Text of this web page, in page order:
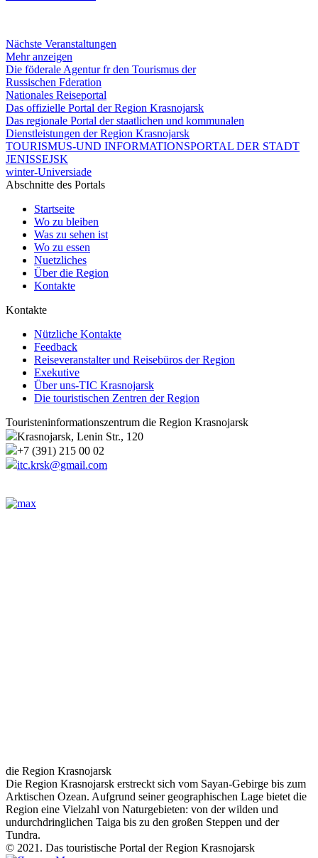
Nächste Veranstaltungen
Mehr anzeigen
Die föderale Agentur fr den Tourismus der
Russischen Fderation
Nationales Reiseportal
Das offizielle Portal der Region Krasnojarsk
Das regionale Portal der staatlichen und kommunalen
Dienstleistungen der Region Krasnojarsk
TOURISMUS-UND INFORMATIONSPORTAL DER STADT
JENISSEJSK
winter-Universiade
Abschnitte des Portals
Startseite
Wo zu bleiben
Was zu sehen ist
Wo zu essen
Nuetzliches
Über die Region
Kontakte
Kontakte
Nützliche Kontakte
Feedback
Reiseveranstalter und Reisebüros der Region
Exekutive
Über uns-TIC Krasnojarsk
Die touristischen Zentren der Region
Touristeninformationszentrum die Region Krasnojarsk
Krasnojarsk, Lenin Str., 120
+7 (391) 215 00 02
itc.krsk@gmail.com
die Region Krasnojarsk
Die Region Krasnojarsk erstreckt sich vom Sayan-Gebirge bis zum
Arktischen Ozean. Aufgrund seiner geographischen Lage bietet die
Region eine Vielzahl von Naturgebieten: von der wilden und
undurchdringlichen Taiga bis zu den großen Steppen und der
Tundra.
© 2021. Das touristische Portal der Region Krasnojarsk